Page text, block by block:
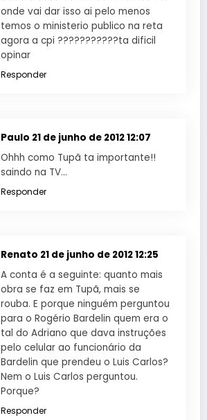
onde vai dar isso ai pelo menos
temos o ministerio publico na reta
agora a cpi ???????????ta dificil
opinar
Responder
Paulo 21 de junho de 2012 12:07
Ohhh como Tupã ta importante!!
saindo na TV…
Responder
Renato 21 de junho de 2012 12:25
A conta é a seguinte: quanto mais
obra se faz em Tupã, mais se
rouba. E porque ninguém perguntou
para o Rogério Bardelin quem era o
tal do Adriano que dava instruções
pelo celular ao funcionário da
Bardelin que prendeu o Luis Carlos?
Nem o Luis Carlos perguntou.
Porque?
Responder